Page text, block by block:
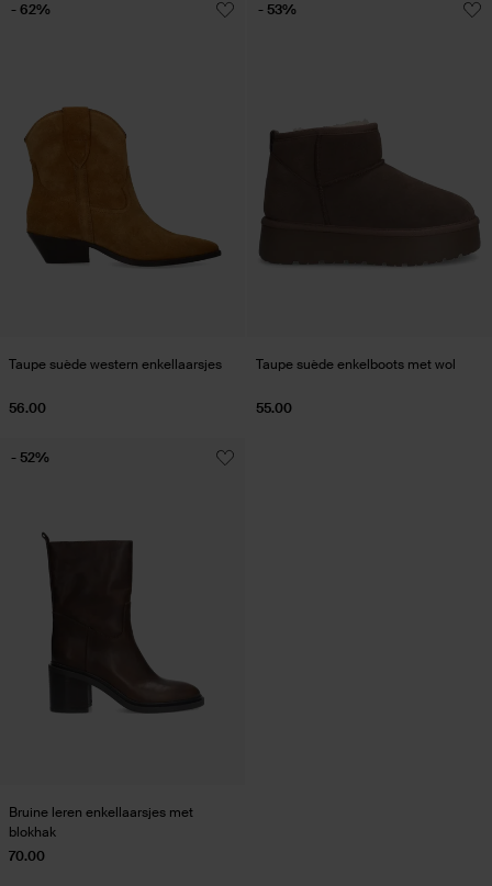
Taupe suède western enkellaarsjes
56.00
- 62%
Taupe suède enkelboots met wol
55.00
- 53%
Bruine leren enkellaarsjes met
blokhak
70.00
- 52%